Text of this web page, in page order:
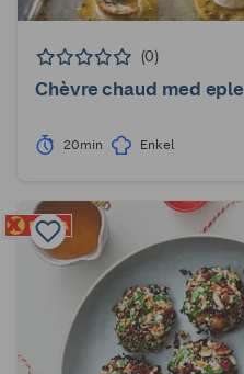
(0)
Chèvre chaud med eple
20min Enkel